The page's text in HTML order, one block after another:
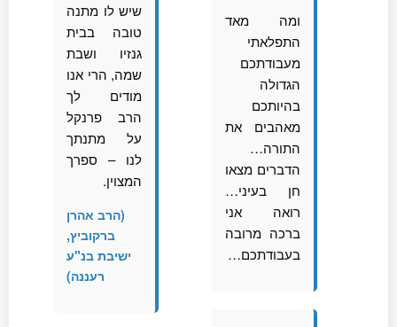
ומה מאד
התפלאתי
מעבודתכם
הגדולה
בהיותכם
מאהבים את
התורה…
הדברים מצאו
חן בעיני…
רואה אני
ברכה מרובה
בעבודתכם…
שיש לו מתנה
טובה בבית
גנזיו ושבת
שמה, הרי אנו
מודים לך
הרב פרנקל
על מתנתך
לנו – ספרך
המצוין.
(הרב אהרן
ברקוביץ,
ישיבת בנ"ע
רעננה)